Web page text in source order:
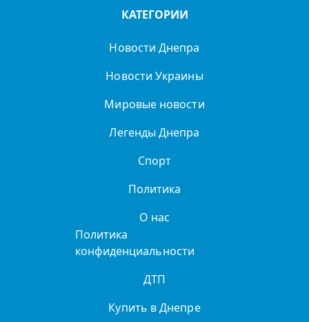
КАТЕГОРИИ
Новости Днепра
Новости Украины
Мировые новости
Легенды Днепра
Спорт
Политика
О нас
Политика
конфиденциальности
ДТП
Купить в Днепре